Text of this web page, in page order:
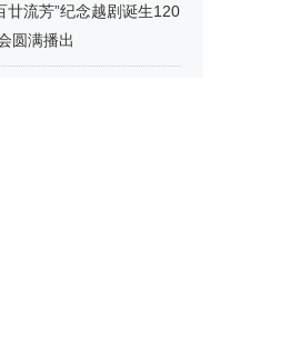
廿流芳”纪念越剧诞生120
圆满播出